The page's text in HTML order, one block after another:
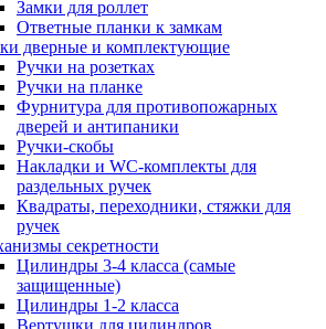
Замки для роллет
Ответные планки к замкам
дверные и комплектующие
Ручки на розетках
Ручки на планке
Фурнитура для противопожарных
дверей и антипаники
Ручки-скобы
Накладки и WC-комплекты для
раздельных ручек
Квадраты, переходники, стяжки для
ручек
секретности
Цилиндры 3-4 класса (самые
защищенные)
Цилиндры 1-2 класса
Вертушки для цилиндров